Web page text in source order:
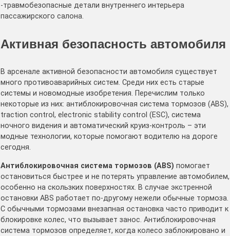
-травмобезопасные детали внутреннего интерьера
пассажирского салона.
Активная безопасность автомобиля
В арсенале активной безопасности автомобиля существует
много противоаварийных систем. Среди них есть старые
системы и новомодные изобретения. Перечислим только
некоторые из них: антиблокировочная система тормозов (ABS),
traction control, electronic stability control (ESC), система
ночного видения и автоматический круиз-контроль – эти
модные технологии, которые помогают водителю на дороге
сегодня.
Антиблокировочная система тормозов (ABS) помогает
остановиться быстрее и не потерять управление автомобилем,
особенно на скользких поверхностях. В случае экстренной
остановки ABS работает по-другому нежели обычные тормоза.
С обычными тормозами внезапная остановка часто приводит к
блокировке колес, что вызывает занос. Антиблокировочная
система тормозов определяет, когда колесо заблокировано и